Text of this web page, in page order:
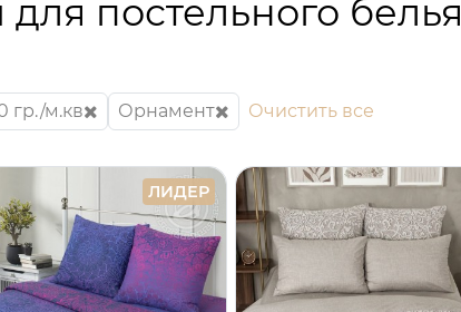
постельного белья
гр./м.кв Орнамент Очистить все
ЛИДЕР